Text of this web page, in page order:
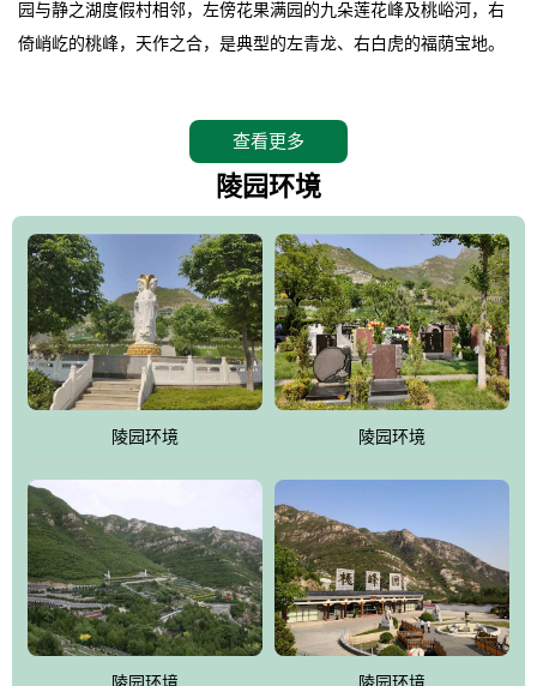
园与静之湖度假村相邻，左傍花果满园的九朵莲花峰及桃峪河，右
倚峭屹的桃峰，天作之合，是典型的左青龙、右白虎的福荫宝地。
师亲临园区指导，他认为“这里紧挨明十三陵，三面环山，坐北朝
南，地形极佳，地理位置得天独厚。”并感叹的说出了桃峰陵园是“人
生后花园，子孙福荫地”。
。
相传观音菩萨曾在九朵莲花峰上打坐品桃，并将桃核植于此谷，至
今这里的桃柿满园，故桃峰因此而得名。
。
桃峰园靠近京城，远离尘嚣，保持着相对原始的生态环境，飞鸟、
野兔、松鼠、山鸡随处可见，是人与自然和谐共处的佳境，是安息
逝者、感悟生命的圣地。
。
江河大地存忠骨，哀歌悲泪悼英灵。墓区依山就势，排列井然。福
寿苑尽展大家风范，名人在这里志铭，艺术在这里升华，军魂苑铭
刻着军人不朽的丰功伟绩，记载着将士辉煌的戎马生涯，尽显人生
个性;吉祥苑一派福禄祥和，长眠者在这里演绎着生命的永恒和再现;
如意苑尽现了逝者的宿愿和亲人们绵绵哀情及无尽孝意...
查看更多
陵园环境
陵园环境 陵园环境
陵园环境 陵园环境